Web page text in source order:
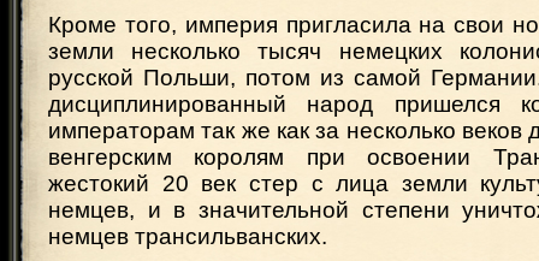
Кроме того, империя пригласила на свои
земли несколько тысяч немецких
русской Польши, потом из самой
дисциплинированный народ пришелся
императорам так же как за несколько веков
венгерским королям при освоении
жестокий 20 век стер с лица земли
немцев, и в значительной степени
немцев трансильванских.